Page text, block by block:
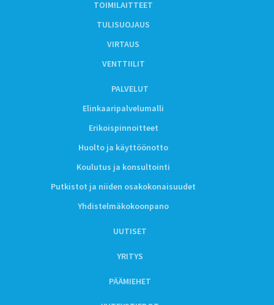
TOIMILAITTEET
TULISUOJAUS
VIRTAUS
VENTTIILIT
PALVELUT
Elinkaaripalvelumalli
Erikoispinnoitteet
Huolto ja käyttöönotto
Koulutus ja konsultointi
Putkistot ja niiden osakokonaisuudet
Yhdistelmäkokoonpano
UUTISET
YRITYS
PÄÄMIEHET